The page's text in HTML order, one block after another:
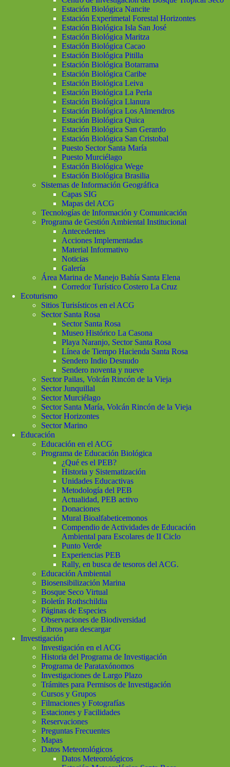
Estación Biológica Nancite
Estación Experimetal Forestal Horizontes
Estación Biológica Isla San José
Estación Biológica Maritza
Estación Biológica Cacao
Estación Biológica Pitilla
Estación Biológica Botarrama
Estación Biológica Caribe
Estación Biológica Leiva
Estación Biológica La Perla
Estación Biológica Llanura
Estación Biológica Los Almendros
Estación Biológica Quica
Estación Biológica San Gerardo
Estación Biológica San Cristobal
Puesto Sector Santa María
Puesto Murciélago
Estación Biológica Wege
Estación Biológica Brasilia
Sistemas de Información Geográfica
Capas SIG
Mapas del ACG
Tecnologías de Información y Comunicación
Programa de Gestión Ambiental Institucional
Antecedentes
Acciones Implementadas
Material Informativo
Noticias
Galería
Área Marina de Manejo Bahía Santa Elena
Corredor Turístico Costero La Cruz
Ecoturismo
Sitios Turisísticos en el ACG
Sector Santa Rosa
Sector Santa Rosa
Museo Histórico La Casona
Playa Naranjo, Sector Santa Rosa
Línea de Tiempo Hacienda Santa Rosa
Sendero Indio Desnudo
Sendero noventa y nueve
Sector Pailas, Volcán Rincón de la Vieja
Sector Junquillal
Sector Murciélago
Sector Santa María, Volcán Rincón de la Vieja
Sector Horizontes
Sector Marino
Educación
Educación en el ACG
Programa de Educación Biológica
¿Qué es el PEB?
Historia y Sistematización
Unidades Educactivas
Metodología del PEB
Actualidad, PEB activo
Donaciones
Mural Bioalfabeticemonos
Compendio de Actividades de Educación
Ambiental para Escolares de II Ciclo
Punto Verde
Experiencias PEB
Rally, en busca de tesoros del ACG.
Educación Ambiental
Biosensibilización Marina
Bosque Seco Virtual
Boletín Rothschildia
Páginas de Especies
Observaciones de Biodiversidad
Libros para descargar
Investigación
Investigación en el ACG
Historia del Programa de Investigación
Programa de Parataxónomos
Investigaciones de Largo Plazo
Trámites para Permisos de Investigación
Cursos y Grupos
Filmaciones y Fotografías
Estaciones y Facilidades
Reservaciones
Preguntas Frecuentes
Mapas
Datos Meteorológicos
Datos Meteorológicos